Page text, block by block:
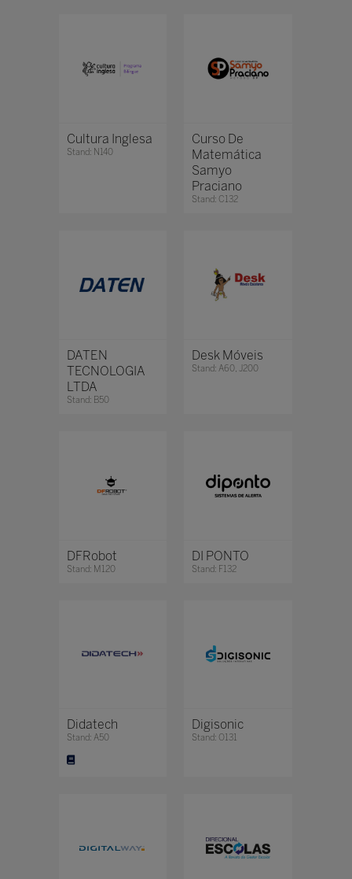
Cultura Inglesa
Stand: N140
Curso De
Matemática
Samyo
Praciano
Stand: C132
DATEN
TECNOLOGIA
LTDA
Stand: B50
Desk Móveis
Stand: A60, J200
DFRobot
Stand: M120
DI PONTO
Stand: F132
Didatech
Stand: A50
Digisonic
Stand: O131